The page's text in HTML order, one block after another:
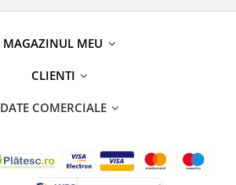
MAGAZINUL MEU
CLIENTI
DATE COMERCIALE